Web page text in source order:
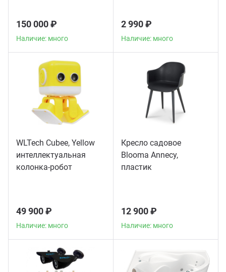
150 000 ₽
Наличие: много
2 990 ₽
Наличие: много
WLTech Cubee, Yellow
интеллектуальная
колонка-робот
49 900 ₽
Наличие: много
Кресло садовое
Blooma Annecy,
пластик
12 900 ₽
Наличие: много